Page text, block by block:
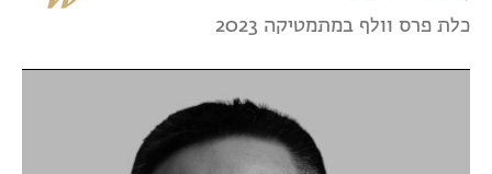
כלת פרס וולף במתמטיקה 2023